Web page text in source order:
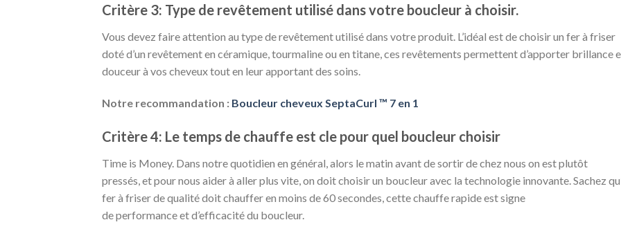
Critère 3: Type de revêtement utilisé dans votre boucleur à choisir.
Vous devez faire attention au type de revêtement utilisé dans votre produit. L’idéal est de choisir un fer à friser
doté d’un revêtement en céramique, tourmaline ou en titane, ces revêtements permettent d’apporter brillance
douceur à vos cheveux tout en leur apportant des soins.
Notre recommandation : Boucleur cheveux SeptaCurl ™ 7 en 1
Critère 4: Le temps de chauffe est cle pour quel boucleur choisir
Time is Money. Dans notre quotidien en général, alors le matin avant de sortir de chez nous on est plutôt
pressés, et pour nous aider à aller plus vite, on doit choisir un boucleur avec la technologie innovante. Sachez
fer à friser de qualité doit chauffer en moins de 60 secondes, cette chauffe rapide est signe
de performance et d’efficacité du boucleur.